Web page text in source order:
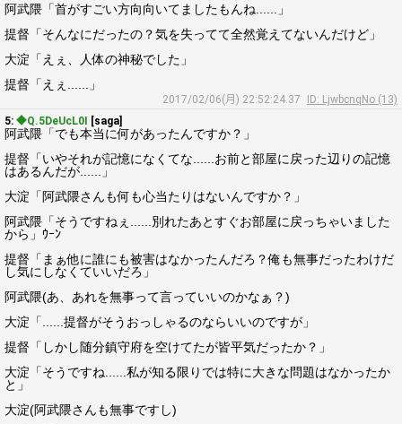
阿武隈「首がすごい方向向いてましたもんね......」
提督「そんなにだったの？気を失ってて全然覚えてないんだけど」
大淀「えぇ、人体の神秘でした」
提督「えぇ......」
2017/02/06(月) 22:52:24.37
ID: LjwbcnqNo (13)
5: ◆Q.5DeUcL0I [saga]
阿武隈「でも本当に何があったんですか？」
提督「いやそれが記憶になくてな......お前と部屋に戻った辺りの記憶
はあるんだが......」
大淀「阿武隈さんも何も心当たりはないんですか？」
阿武隈「そうですねぇ......別れたあとすぐお部屋に戻っちゃいました
から」ｳｰﾝ
提督「まぁ他に誰にも被害はなかったんだろ？俺も無事だったわけだ
し気にしなくていいだろ」
阿武隈(あ、あれを無事って言っていいのかなぁ？)
大淀「......提督がそうおっしゃるのならいいのですが」
提督「しかし随分鎮守府を空けてたが皆平気だったか？」
大淀「そうですね......私が知る限りでは特に大きな問題はなかったか
と」
大淀(阿武隈さんも無事ですし)